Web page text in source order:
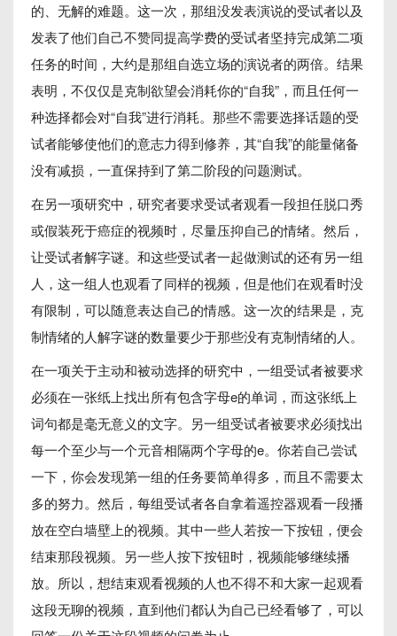
的、无解的难题。这一次，那组没发表演说的受试者以及
发表了他们自己不赞同提高学费的受试者坚持完成第二项
任务的时间，大约是那组自选立场的演说者的两倍。结果
表明，不仅仅是克制欲望会消耗你的“自我”，而且任何一
种选择都会对“自我”进行消耗。那些不需要选择话题的受
试者能够使他们的意志力得到修养，其“自我”的能量储备
没有减损，一直保持到了第二阶段的问题测试。
在另一项研究中，研究者要求受试者观看一段担任脱口秀
或假装死于癌症的视频时，尽量压抑自己的情绪。然后，
让受试者解字谜。和这些受试者一起做测试的还有另一组
人，这一组人也观看了同样的视频，但是他们在观看时没
有限制，可以随意表达自己的情感。这一次的结果是，克
制情绪的人解字谜的数量要少于那些没有克制情绪的人。
在一项关于主动和被动选择的研究中，一组受试者被要求
必须在一张纸上找出所有包含字母e的单词，而这张纸上
词句都是毫无意义的文字。另一组受试者被要求必须找出
每一个至少与一个元音相隔两个字母的e。你若自己尝试
一下，你会发现第一组的任务要简单得多，而且不需要太
多的努力。然后，每组受试者各自拿着遥控器观看一段播
放在空白墙壁上的视频。其中一些人若按一下按钮，便会
结束那段视频。另一些人按下按钮时，视频能够继续播
放。所以，想结束观看视频的人也不得不和大家一起观看
这段无聊的视频，直到他们都认为自己已经看够了，可以